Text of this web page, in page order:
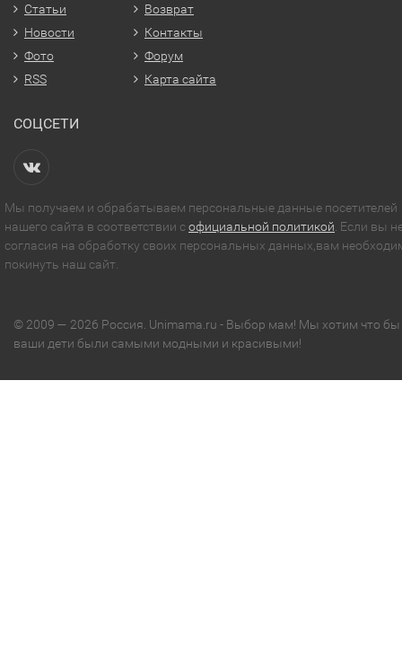
Статьи
Новости
Фото
RSS
Возврат
Контакты
Форум
Карта сайта
СОЦСЕТИ
Мы получаем и обрабатываем персональные данные посетителей
нашего сайта в соответствии софициальной политикой . Если вы
согласия на обработку своих персональных данных,вам
покинуть наш сайт.
© 2009 — 2026 Россия. Unimama.ru - Выбор мам! Мы хотим что бы
ваши дети были самыми модными и красивыми!